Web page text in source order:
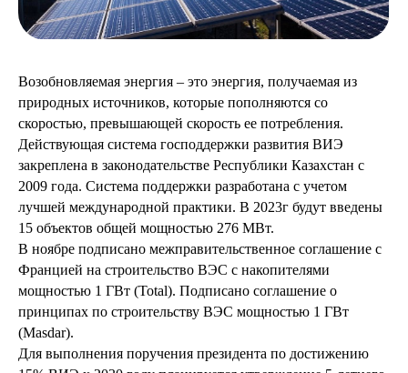
Возобновляемая энергия – это энергия, получаемая из
природных источников, которые пополняются со
скоростью, превышающей скорость ее потребления.
Действующая система господдержки развития ВИЭ
закреплена в законодательстве Республики Казахстан с
2009 года. Система поддержки разработана с учетом
лучшей международной практики. В 2023г будут введены
15 объектов общей мощностью 276 МВт.
В ноябре подписано межправительственное соглашение с
Францией на строительство ВЭС с накопителями
мощностью 1 ГВт (Total). Подписано соглашение о
принципах по строительству ВЭС мощностью 1 ГВт
(Masdar).
Для выполнения поручения президента по достижению